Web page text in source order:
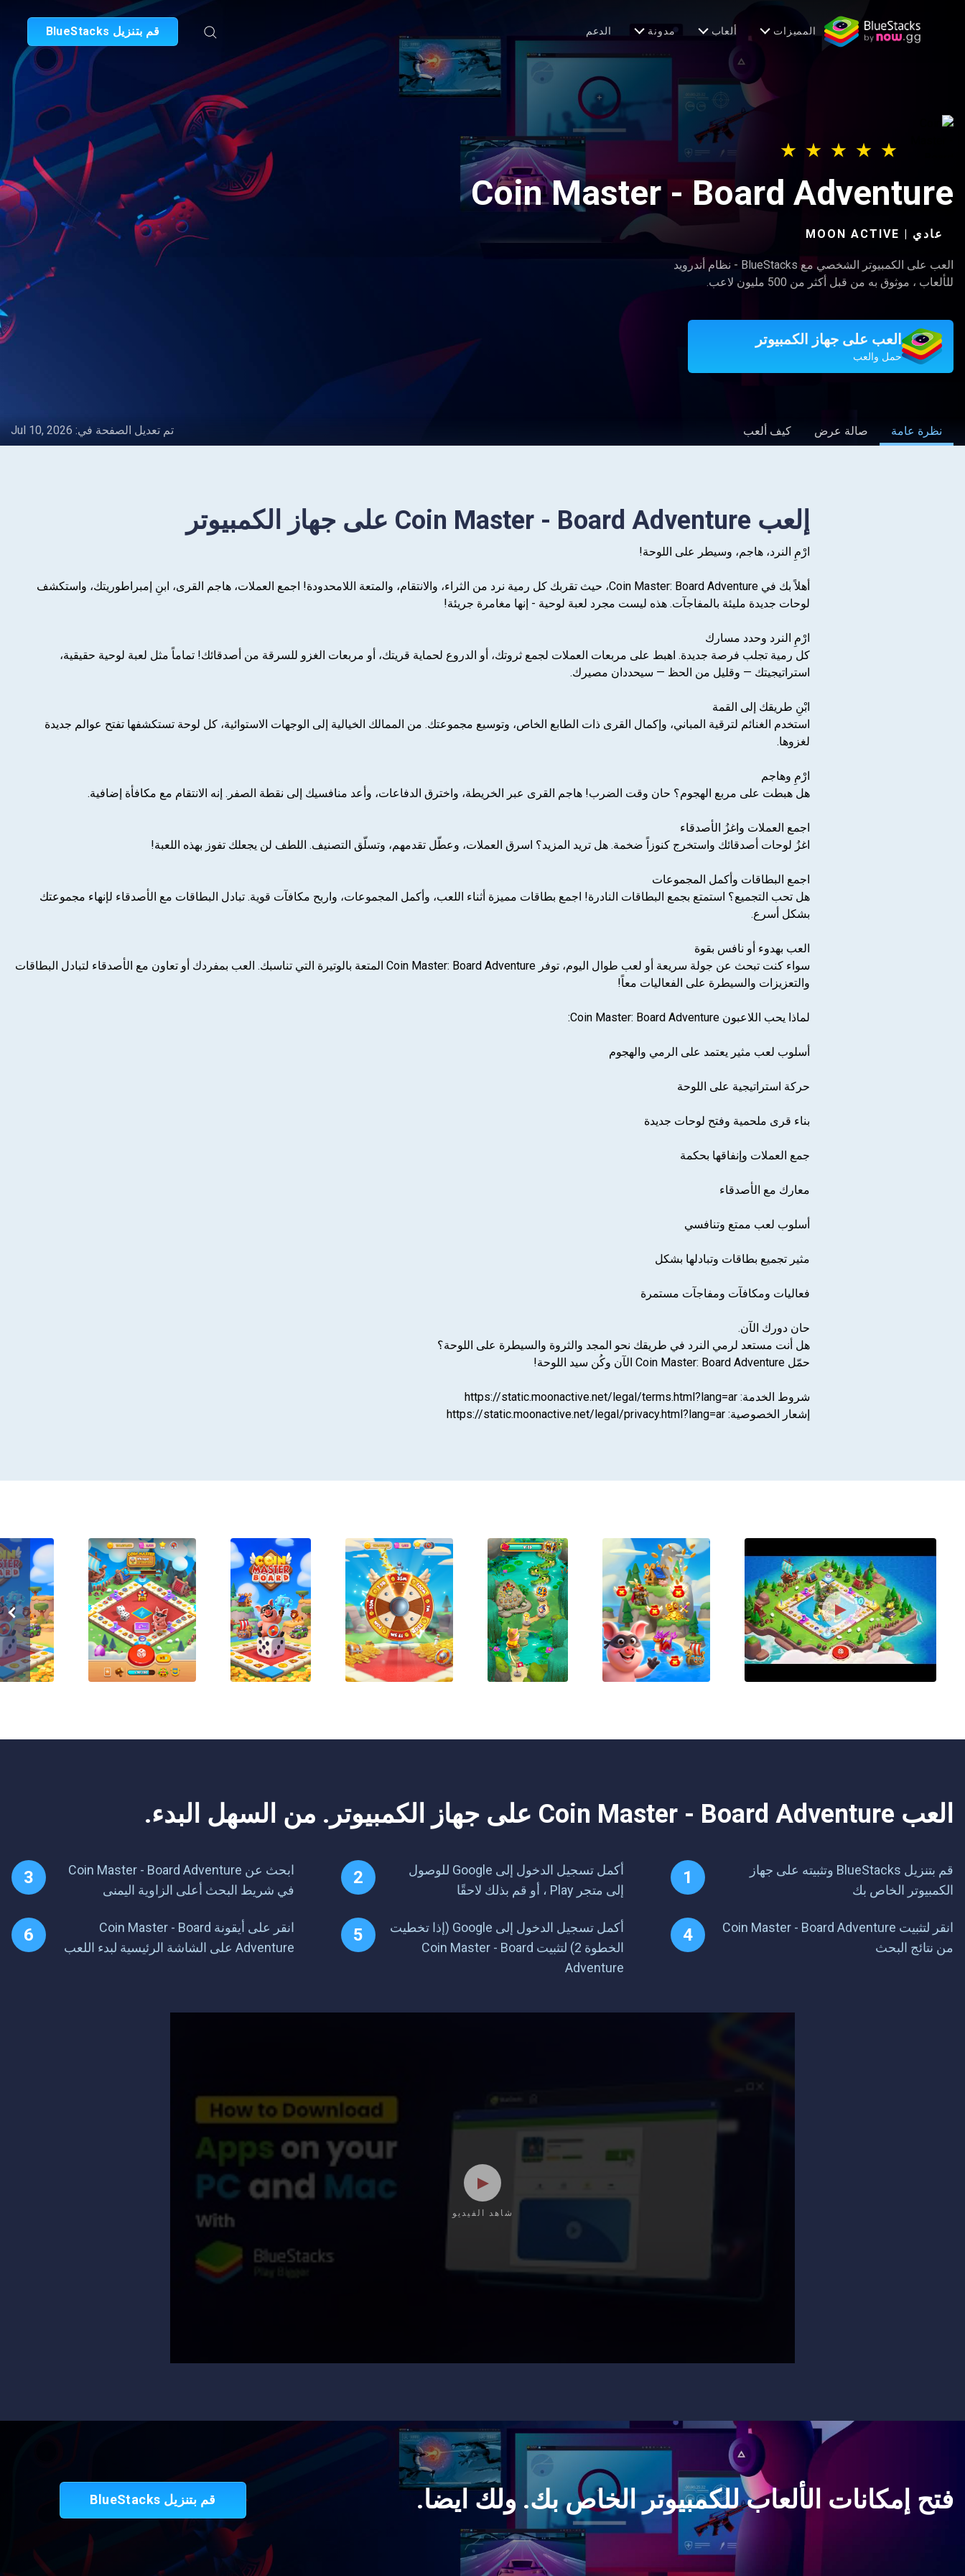
المميزات ألعاب مدونة الدعم قم بتنزيل BlueStacks
Coin Master - Board Adventure
عادي | MOON ACTIVE‏
العب على الكمبيوتر الشخصي مع BlueStacks - نظام أندرويد
للألعاب ، موثوق به من قبل أكثر من 500 مليون لاعب.
العب على جهاز الكمبيوتر
حمل والعب
نظرة عامة صالة عرض كيف ألعب تم تعديل الصفحة في: Jul 10, 2026
إلعب Coin Master - Board Adventure على جهاز الكمبيوتر
ارْمِ النرد، هاجم، وسيطر على اللوحة!
أهلاً بك في Coin Master: Board Adventure، حيث تقربك كل رمية نرد من الثراء، والانتقام، والمتعة اللامحدودة! اجمع العملات، هاجم القرى، ابنِ إمبراطوريتك، واستكشف
لوحات جديدة مليئة بالمفاجآت. هذه ليست مجرد لعبة لوحية - إنها مغامرة جريئة!
ارْمِ النرد وحدد مسارك
كل رمية تجلب فرصة جديدة. اهبط على مربعات العملات لجمع ثروتك، أو الدروع لحماية قريتك، أو مربعات الغزو للسرقة من أصدقائك! تماماً مثل لعبة لوحية حقيقية،
استراتيجيتك — وقليل من الحظ — سيحددان مصيرك.
ابْنِ طريقك إلى القمة
استخدم الغنائم لترقية المباني، وإكمال القرى ذات الطابع الخاص، وتوسيع مجموعتك. من الممالك الخيالية إلى الوجهات الاستوائية، كل لوحة تستكشفها تفتح عوالم جديدة
لغزوها.
ارْمِ وهاجم
هل هبطت على مربع الهجوم؟ حان وقت الضرب! هاجم القرى عبر الخريطة، واخترق الدفاعات، وأعد منافسيك إلى نقطة الصفر. إنه الانتقام مع مكافأة إضافية.
اجمع العملات واغزُ الأصدقاء
اغزُ لوحات أصدقائك واستخرج كنوزاً ضخمة. هل تريد المزيد؟ اسرق العملات، وعطّل تقدمهم، وتسلّق التصنيف. اللطف لن يجعلك تفوز بهذه اللعبة!
اجمع البطاقات وأكمل المجموعات
هل تحب التجميع؟ استمتع بجمع البطاقات النادرة! اجمع بطاقات مميزة أثناء اللعب، وأكمل المجموعات، واربح مكافآت قوية. تبادل البطاقات مع الأصدقاء لإنهاء مجموعتك
بشكل أسرع.
العب بهدوء أو نافس بقوة
سواء كنت تبحث عن جولة سريعة أو لعب طوال اليوم، توفر Coin Master: Board Adventure المتعة بالوتيرة التي تناسبك. العب بمفردك أو تعاون مع الأصدقاء لتبادل البطاقات
والتعزيزات والسيطرة على الفعاليات معاً!
لماذا يحب اللاعبون Coin Master: Board Adventure:
أسلوب لعب مثير يعتمد على الرمي والهجوم
حركة استراتيجية على اللوحة
بناء قرى ملحمية وفتح لوحات جديدة
جمع العملات وإنفاقها بحكمة
معارك مع الأصدقاء
أسلوب لعب ممتع وتنافسي
مثير تجميع بطاقات وتبادلها بشكل
فعاليات ومكافآت ومفاجآت مستمرة
حان دورك الآن.
هل أنت مستعد لرمي النرد في طريقك نحو المجد والثروة والسيطرة على اللوحة؟
حمّل Coin Master: Board Adventure الآن وكُن سيد اللوحة!
شروط الخدمة: https://static.moonactive.net/legal/terms.html?lang=ar
إشعار الخصوصية: https://static.moonactive.net/legal/privacy.html?lang=ar
العب Coin Master - Board Adventure على جهاز الكمبيوتر. من السهل البدء.
قم بتنزيل BlueStacks وتثبيته على جهاز
الكمبيوتر الخاص بك
أكمل تسجيل الدخول إلى Google للوصول
إلى متجر Play ، أو قم بذلك لاحقًا
ابحث عن Coin Master - Board Adventure
في شريط البحث أعلى الزاوية اليمنى
انقر لتثبيت Coin Master - Board Adventure
من نتائج البحث
أكمل تسجيل الدخول إلى Google (إذا تخطيت
الخطوة 2) لتثبيت Coin Master - Board
Adventure
انقر على أيقونة Coin Master - Board
Adventure على الشاشة الرئيسية لبدء اللعب
شاهد الفيديو
فتح إمكانات الألعاب للكمبيوتر الخاص بك. ولك ايضا. قم بتنزيل BlueStacks